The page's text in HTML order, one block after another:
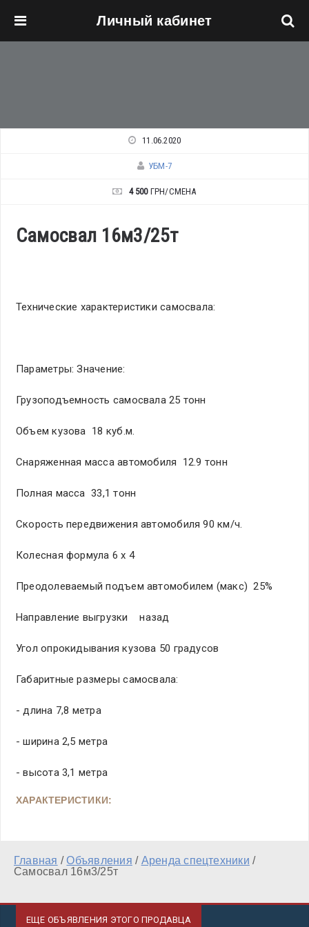
Личный кабинет
11.06.2020
УБМ-7
4 500 ГРН/СМЕНА
Самосвал 16м3/25т
Технические характеристики самосвала:
Параметры: Значение:
Грузоподъемность самосвала 25 тонн
Объем кузова 18 куб.м.
Снаряженная масса автомобиля 12.9 тонн
Полная масса 33,1 тонн
Скорость передвижения автомобиля 90 км/ч.
Колесная формула 6 х 4
Преодолеваемый подъем автомобилем (макс) 25%
Направление выгрузки назад
Угол опрокидывания кузова 50 градусов
Габаритные размеры самосвала:
- длина 7,8 метра
- ширина 2,5 метра
- высота 3,1 метра
ХАРАКТЕРИСТИКИ:
Главная / Объявления / Аренда спецтехники /
Самосвал 16м3/25т
ЕЩЕ ОБЪЯВЛЕНИЯ ЭТОГО ПРОДАВЦА